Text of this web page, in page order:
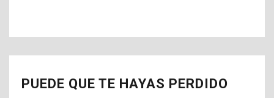
PUEDE QUE TE HAYAS PERDIDO